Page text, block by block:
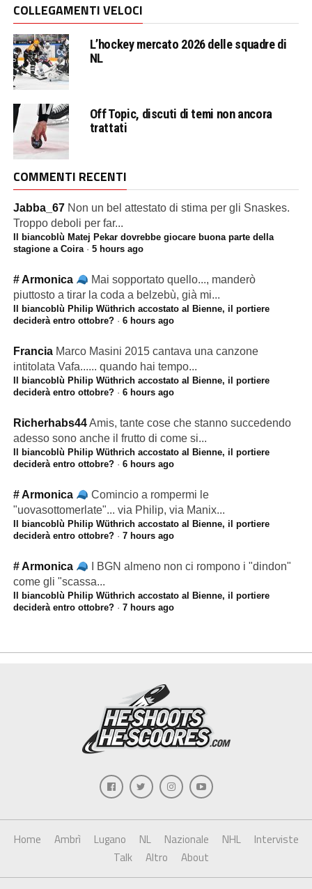
COLLEGAMENTI VELOCI
L’hockey mercato 2026 delle squadre di
NL
Off Topic, discuti di temi non ancora
trattati
COMMENTI RECENTI
Jabba_67 Non un bel attestato di stima per gli Snaskes.
Troppo deboli per far...
Il biancoblù Matej Pekar dovrebbe giocare buona parte della
stagione a Coira· 5 hours ago
# Armonica
Mai sopportato quello..., manderò
piuttosto a tirar la coda a belzebù, già mi...
Il biancoblù Philip Wüthrich accostato al Bienne, il portiere
deciderà entro ottobre?· 6 hours ago
Francia Marco Masini 2015 cantava una canzone
intitolata Vafa...... quando hai tempo...
Il biancoblù Philip Wüthrich accostato al Bienne, il portiere
deciderà entro ottobre?· 6 hours ago
Richerhabs44Amis, tante cose che stanno succedendo
adesso sono anche il frutto di come si...
Il biancoblù Philip Wüthrich accostato al Bienne, il portiere
deciderà entro ottobre?· 6 hours ago
# Armonica
Comincio a rompermi le
"uovasottomerlate"... via Philip, via Manix...
Il biancoblù Philip Wüthrich accostato al Bienne, il portiere
deciderà entro ottobre?· 7 hours ago
# Armonica
I BGN almeno non ci rompono i "dindon"
come gli "scassa...
Il biancoblù Philip Wüthrich accostato al Bienne, il portiere
deciderà entro ottobre?· 7 hours ago
Home Ambrì Lugano NL Nazionale NHL
Interviste
Talk
Altro About